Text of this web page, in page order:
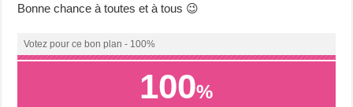
Bonne chance à toutes et à tous 😉
Votez pour ce bon plan - 100%
100%